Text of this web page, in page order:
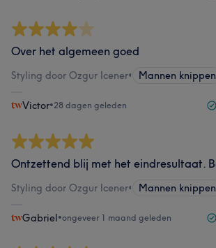
Over het algemeen goed
Styling door Ozgur Icener• Mannen knippen
Victor•28 dagen geleden
Ontzettend blij met het eindresultaat.
Styling door Ozgur Icener• Mannen knippen
Gabriel•ongeveer 1 maand geleden